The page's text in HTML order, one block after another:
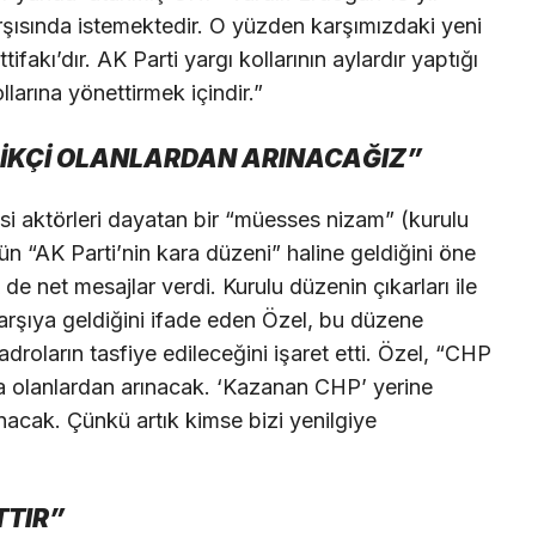
istemektedir. O yüzden karşımızdaki yeni
AK Parti yargı kollarının aylardır yaptığı
yönettirmek içindir.”
OLANLARDAN ARINACAĞIZ”
aktörleri dayatan bir “müesses nizam” (kurulu
“AK Parti’nin kara düzeni” haline geldiğini öne
net mesajlar verdi. Kurulu düzenin çıkarları ile
geldiğini ifade eden Özel, bu düzene
tasfiye edileceğini işaret etti. Özel, “CHP
arınacak. ‘Kazanan CHP’ yerine
Çünkü artık kimse bizi yenilgiye